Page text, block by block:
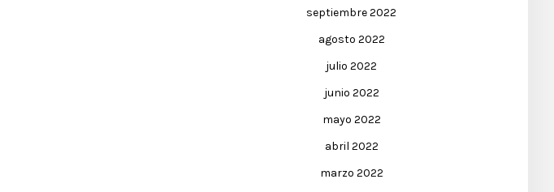
septiembre 2022
agosto 2022
julio 2022
junio 2022
mayo 2022
abril 2022
marzo 2022